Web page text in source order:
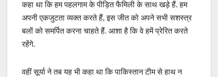
कहा था कि हम पहलगाम के पीड़ित फैम‍िली के साथ खड़े हैं. हम
अपनी एकजुटता व्यक्त करते हैं, इस जीत को अपने सभी सशस्त्र
बलों को समर्पित करना चाहते हैं. आशा है कि वे हमें प्रेरित करते
रहेंगे.
वहीं सूर्या ने तब यह भी कहा था कि पाकिस्तान टीम से हाथ न